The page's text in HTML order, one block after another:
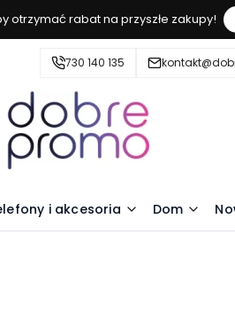
otrzymać rabat na przyszłe zakupy!
730 140 135
i akcesoria Dom